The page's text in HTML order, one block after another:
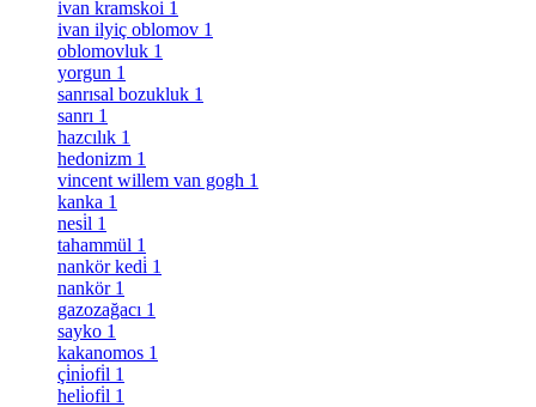
ivan kramskoi 1
ivan ilyiç oblomov 1
oblomovluk 1
yorgun 1
sanrısal bozukluk 1
sanrı 1
hazcılık 1
hedonizm 1
vincent willem van gogh 1
kanka 1
nesi̇l 1
tahammül 1
nankör kedi̇ 1
nankör 1
gazozağacı 1
sayko 1
kakanomos 1
çi̇ni̇ofi̇l 1
heli̇ofi̇l 1